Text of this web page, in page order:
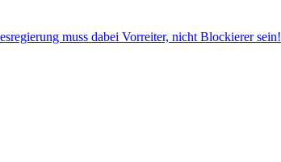
muss dabei Vorreiter, nicht Blockierer sein!